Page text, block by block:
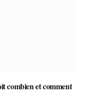
combien et comment